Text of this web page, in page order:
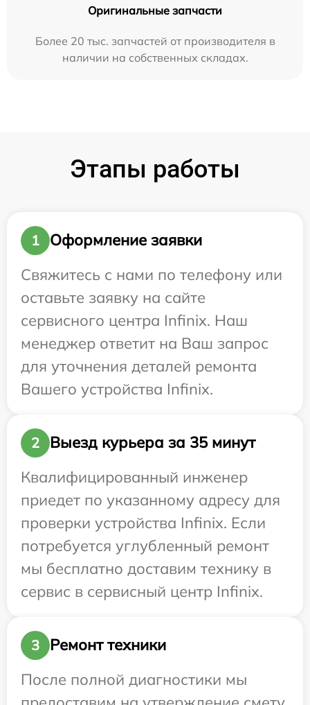
Оригинальные запчасти
Более 20 тыс. запчастей от производителя в
наличии на собственных складах.
Этапы работы
1
Оформление заявки
Свяжитесь с нами по телефону или
оставьте заявку на сайте
сервисного центра Infinix. Наш
менеджер ответит на Ваш запрос
для уточнения деталей ремонта
Вашего устройства Infinix.
2
Выезд курьера за 35 минут
Квалифицированный инженер
приедет по указанному адресу для
проверки устройства Infinix. Если
потребуется углубленный ремонт
мы бесплатно доставим технику в
сервис в сервисный центр Infinix.
3
Ремонт техники
После полной диагностики мы